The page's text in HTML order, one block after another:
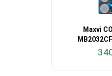
Maxvi